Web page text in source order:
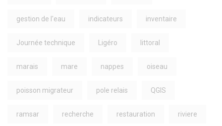
gestion de l'eau indicateurs inventaire
Journée technique Ligéro littoral
marais mare nappes oiseau
poisson migrateur pole relais QGIS
ramsar recherche restauration riviere